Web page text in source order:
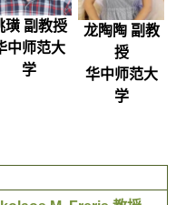
璜 副教授
中师范大
学
龙陶陶 副教
授
华中师范大
学